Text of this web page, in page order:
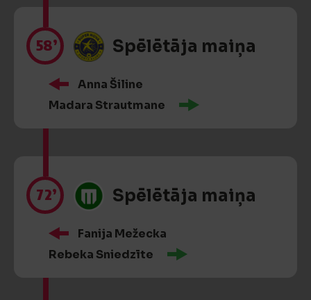
58’ Spēlētāja maiņa
Anna Šiline
Madara Strautmane
72’ Spēlētāja maiņa
Fanija Mežecka
Rebeka Sniedzīte